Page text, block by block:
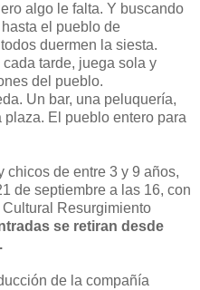
algo le falta. Y buscando
el pueblo de
duermen la siesta.
tarde, juega sola y
del pueblo.
Un bar, una peluquería,
El pueblo entero para
chicos de entre 3 y 9 años,
de septiembre a las 16, con
Resurgimiento
se retiran desde
de la compañía